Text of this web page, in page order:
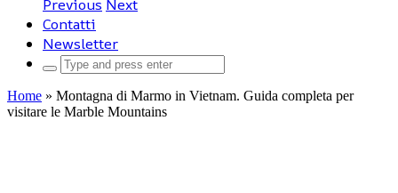
Previous Next
Contatti
Newsletter
Search
Home » Montagna di Marmo in Vietnam. Guida completa per
visitare le Marble Mountains